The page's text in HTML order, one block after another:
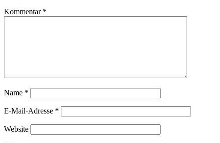
Kommentar *
Name *
E-Mail-Adresse *
Website